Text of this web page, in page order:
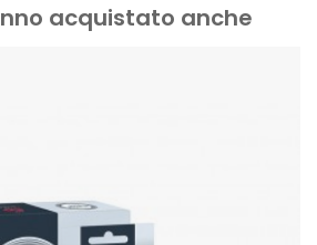
acquistato anche